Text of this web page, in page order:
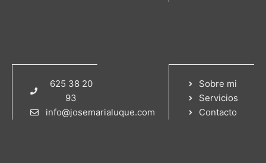
625 38 20
93
info@josemarialuque.com
Sobre mi
Servicios
Contacto